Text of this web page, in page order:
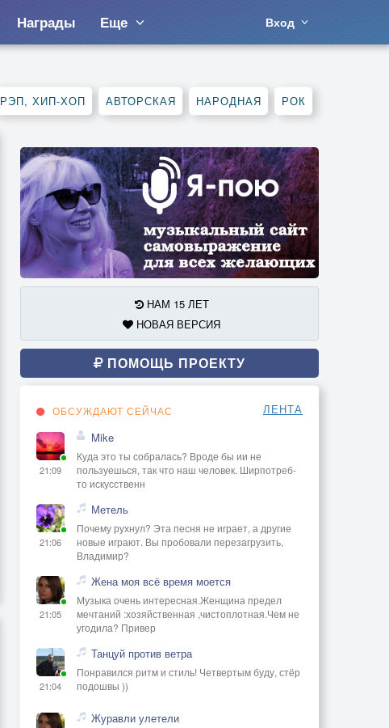
Награды Еще Вход
РЭП, ХИП-ХОП АВТОРСКАЯ НАРОДНАЯ РОК
НАМ 15 ЛЕТ
НОВАЯ ВЕРСИЯ
ПОМОЩЬ ПРОЕКТУ
ОБСУЖДАЮТ СЕЙЧАС ЛЕНТА
21:09
Mike
Куда это ты собралась? Вроде бы ии не
пользуешься, так что наш человек. Ширпотреб-
то искусственн
21:06
Метель
Почему рухнул? Эта песня не играет, а другие
новые играют. Вы пробовали перезагрузить,
Владимир?
21:05
Жена моя всё время моется
Музыка очень интересная.Женщина предел
мечтаний :хозяйственная ,чистоплотная.Чем не
угодила? Привер
21:04
Танцуй против ветра
Понравился ритм и стиль! Четвертым буду, стёр
подошвы ))
Журавли улетели